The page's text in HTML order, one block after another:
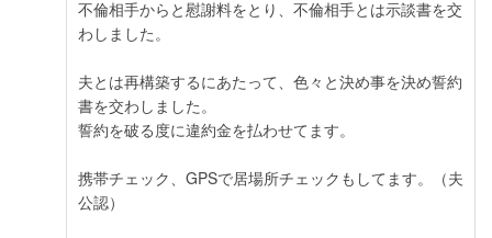
不倫相手からと慰謝料をとり、不倫相手とは示談書を交
わしました。
夫とは再構築するにあたって、色々と決め事を決め誓約
書を交わしました。
誓約を破る度に違約金を払わせてます。
携帯チェック、GPSで居場所チェックもしてます。（夫
公認）